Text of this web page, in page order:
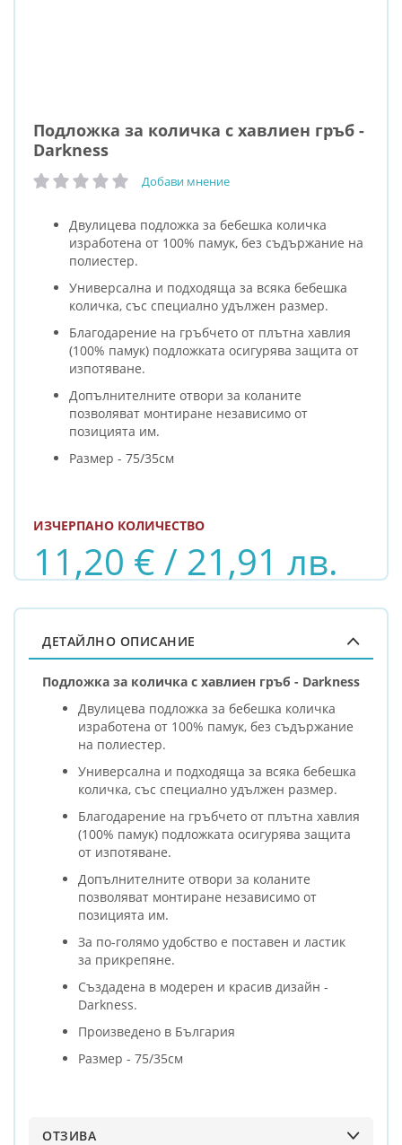
Подложка за количка с хавлиен гръб -
Darkness
рейтинг: Добави мнение
Двулицева подложка за бебешка количка
изработена от 100% памук, без съдържание на
полиестер.
Универсална и подходяща за всяка бебешка
количка, със специално удължен размер.
Благодарение на гръбчето от плътна хавлия
(100% памук) подложката осигурява защита от
изпотяване.
Допълнителните отвори за коланите
позволяват монтиране независимо от
позицията им.
Размер - 75/35см
11,20 € / 21,91 лв.
ИЗЧЕРПАНО КОЛИЧЕСТВО
ДЕТАЙЛНО ОПИСАНИЕ
Подложка за количка с хавлиен гръб - Darkness
Двулицева подложка за бебешка количка
изработена от 100% памук, без съдържание
на полиестер.
Универсална и подходяща за всяка бебешка
количка, със специално удължен размер.
Благодарение на гръбчето от плътна хавлия
(100% памук) подложката осигурява защита
от изпотяване.
Допълнителните отвори за коланите
позволяват монтиране независимо от
позицията им.
За по-голямо удобство е поставен и ластик
за прикрепяне.
Създадена в модерен и красив дизайн -
Darkness.
Произведено в България
Размер - 75/35см
ОТЗИВА